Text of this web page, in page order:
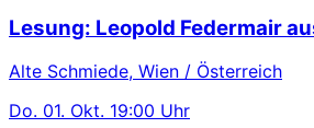
Lesung: Leopold Federmair
Alte Schmiede, Wien / Österreich
Do. 01. Okt. 19:00 Uhr